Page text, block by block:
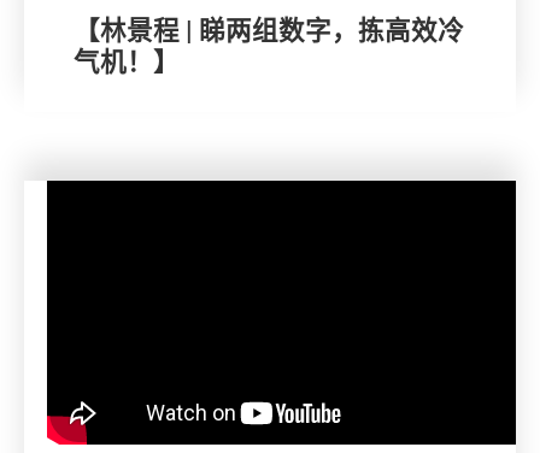
【林景程 | 睇两组数字，拣高效冷
气机！】